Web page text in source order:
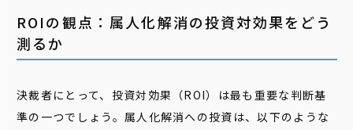
ROIの観点：属人化解消の投資対効果をどう
測るか
決裁者にとって、投資対効果（ROI）は最も重要な判断基
準の一つでしょう。属人化解消への投資は、以下のような